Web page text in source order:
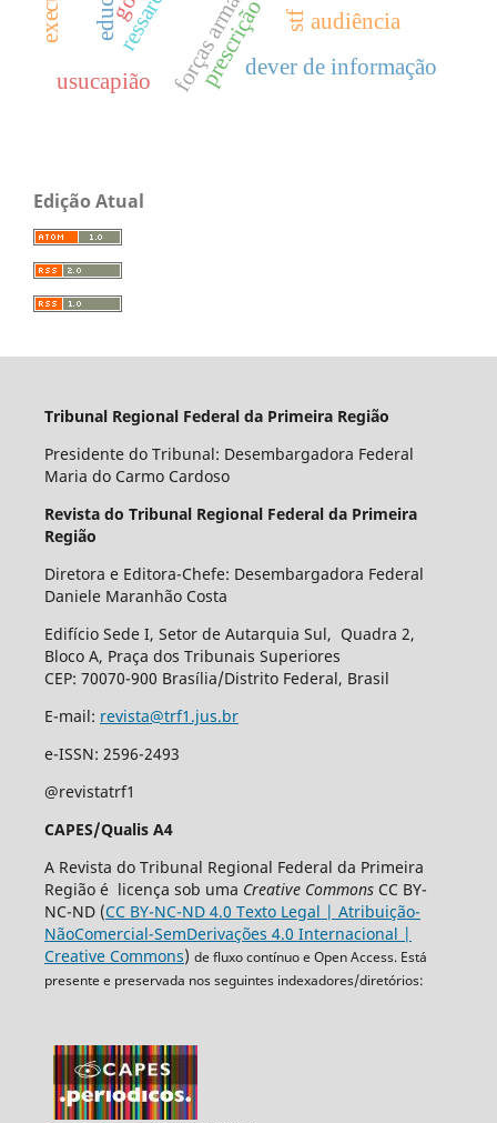
stf
forças armadas
prescrição audiência
usucapião
dever de informação
Edição Atual
Tribunal Regional Federal da Primeira Região
Presidente do Tribunal: Desembargadora Federal
Maria do Carmo Cardoso
Revista do Tribunal Regional Federal da Primeira
Região
Diretora e Editora-Chefe: Desembargadora Federal
Daniele Maranhão Costa
Edifício Sede I, Setor de Autarquia Sul, Quadra 2,
Bloco A, Praça dos Tribunais Superiores
CEP: 70070-900 Brasília/Distrito Federal, Brasil
E-mail: revista@trf1.jus.br
e-ISSN: 2596-2493
@revistatrf1
CAPES/Qualis A4
A Revista do Tribunal Regional Federal da Primeira
Região é licença sob uma Creative CommonsCC BY-
NC-ND (CC BY-NC-ND 4.0 Texto Legal | Atribuição-
NãoComercial-SemDerivações 4.0 Internacional |
Creative Commons) de fluxo contínuo e Open Access. Está
presente e preservada nos seguintes indexadores/diretórios: